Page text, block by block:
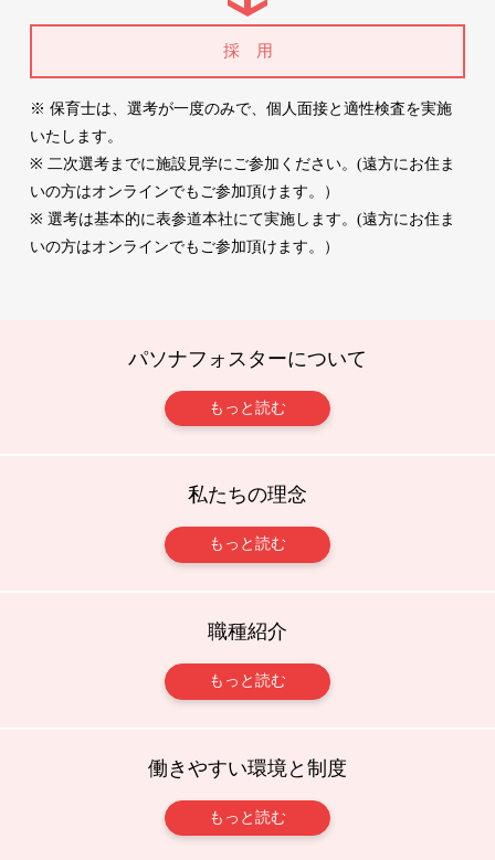
採 用
※ 保育士は、選考が一度のみで、個人面接と適性検査を実施
いたします。
※ 二次選考までに施設見学にご参加ください。(遠方にお住ま
いの方はオンラインでもご参加頂けます。）
※ 選考は基本的に表参道本社にて実施します。(遠方にお住ま
いの方はオンラインでもご参加頂けます。）
パソナフォスターについて
もっと読む
私たちの理念
もっと読む
職種紹介
もっと読む
働きやすい環境と制度
もっと読む